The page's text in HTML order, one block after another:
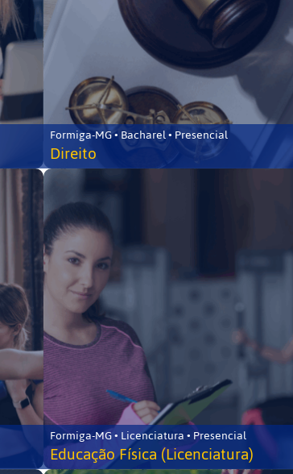
Formiga-MG • Bacharel • Presencial
Direito
Formiga-MG • Licenciatura • Presencial
Educação Física (Licenciatura)